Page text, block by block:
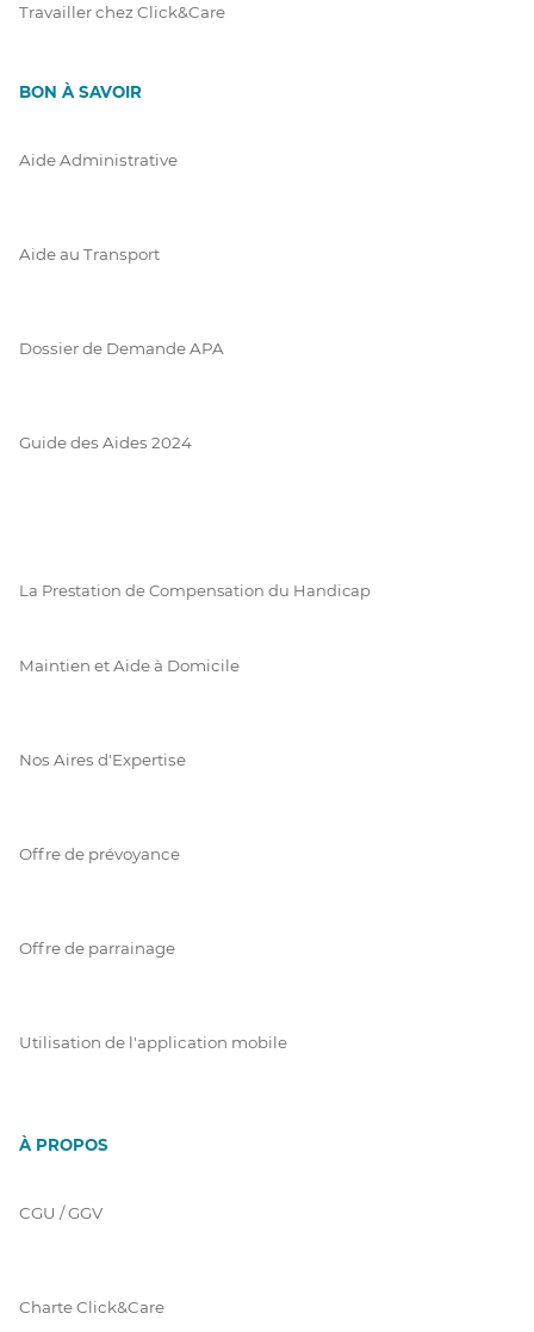
Travailler chez Click&Care
BON À SAVOIR
Aide Administrative
Aide au Transport
Dossier de Demande APA
Guide des Aides 2024
La Prestation de Compensation du Handicap
Maintien et Aide à Domicile
Nos Aires d'Expertise
Offre de prévoyance
Offre de parrainage
Utilisation de l'application mobile
À PROPOS
CGU / GGV
Charte Click&Care